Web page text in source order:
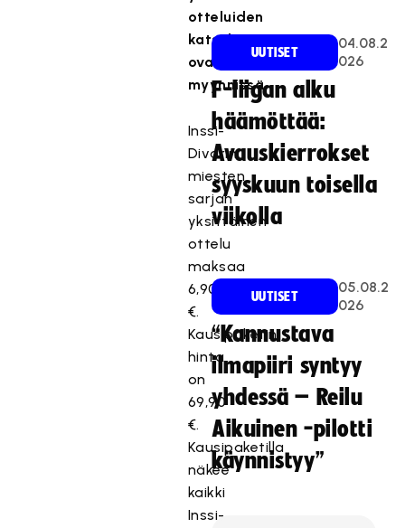
otteluiden
katselut
ovat
myynnissä.
Inssi-
Divarin
miesten
sarjan
yksittäinen
ottelu
maksaa
6,90
€.
Kausipaketin
hinta
on
69,90
€.
Kausipaketilla
näkee
kaikki
Inssi-
UUTISET
04.08.2
026
F-liigan alku
häämöttää:
Avauskierrokset
syyskuun toisella
viikolla
UUTISET
05.08.2
026
“Kannustava
ilmapiiri syntyy
yhdessä – Reilu
Aikuinen -pilotti
käynnistyy”